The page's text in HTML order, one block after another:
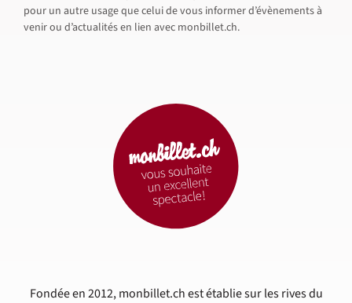
Fondée en 2012, monbillet.ch est établie sur les rives du
pour un autre usage que celui de vous informer d’évènements à
venir ou d’actualités en lien avec monbillet.ch.